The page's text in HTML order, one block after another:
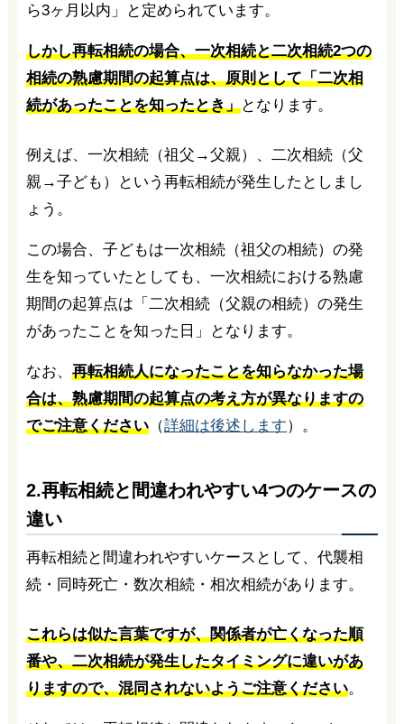
ら3ヶ月以内」と定められています。
しかし再転相続の場合、一次相続と二次相続2つの
相続の熟慮期間の起算点は、原則として「二次相
続があったことを知ったとき」となります。
例えば、一次相続（祖父→父親）、二次相続（父
親→子ども）という再転相続が発生したとしまし
ょう。
この場合、子どもは一次相続（祖父の相続）の発
生を知っていたとしても、一次相続における熟慮
期間の起算点は「二次相続（父親の相続）の発生
があったことを知った日」となります。
なお、 再転相続人になったことを知らなかった場
合は、熟慮期間の起算点の考え方が異なりますの
でご注意ください（詳細は後述します）。
2.再転相続と間違われやすい4つのケースの
違い
再転相続と間違われやすいケースとして、代襲相
続・同時死亡・数次相続・相次相続があります。
これらは似た言葉ですが、関係者が亡くなった順
番や、二次相続が発生したタイミングに違いがあ
りますので、混同されないようご注意ください。